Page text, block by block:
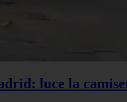
luce la